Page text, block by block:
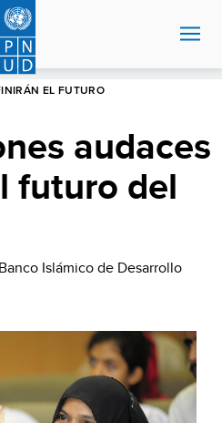
EL FUTURO
audaces
futuro del
Islámico de Desarrollo